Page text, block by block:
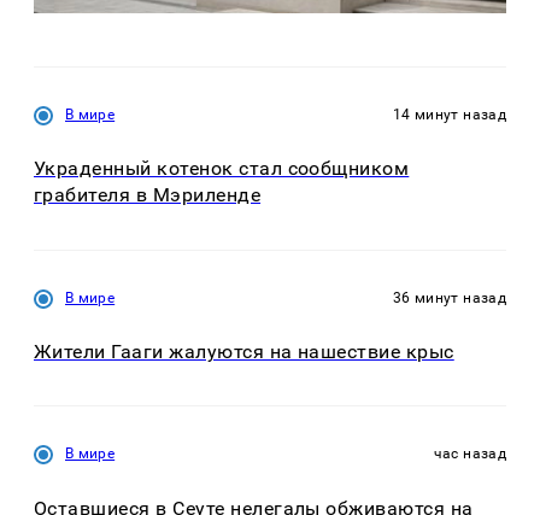
В мире 14 минут назад
Украденный котенок стал сообщником
грабителя в Мэриленде
В мире 36 минут назад
Жители Гааги жалуются на нашествие крыс
В мире час назад
Оставшиеся в Сеуте нелегалы обживаются на